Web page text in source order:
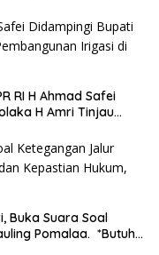
RI H Ahmad Safei
H Amri Tinjau
Wundulako
Buka Suara Soal
Pomalaa. *Butuh